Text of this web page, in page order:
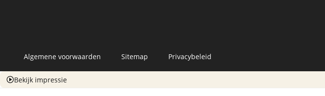
Algemene voorwaarden Sitemap Privacybeleid
Bekijk impressie